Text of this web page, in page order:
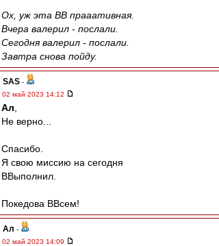
Ох, уж эта ВВ прааативная.
Вчера валерил - послали.
Сегодня валерил - послали.
Завтра снова пойду.
SAS -
02 май 2023 14:12
Ал
Не верно...
Спасибо.
Я свою миссию на сегодня
ВВыполнил.
Покедова ВВсем!
Ал -
02 май 2023 14:09